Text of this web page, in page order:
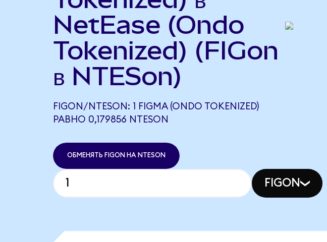
NetEase (Ondo
Tokenized) (FIGon
в NTESon)
FIGON/NTESON: 1 FIGMA (ONDO TOKENIZED)
РАВНО 0,179856 NTESON
ОБМЕНЯТЬ FIGON НА NTESON
FIGON